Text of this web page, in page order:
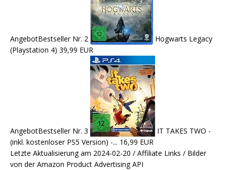
AngebotBestseller Nr. 2
Hogwarts Legacy
(Playstation 4) 39,99 EUR
AngebotBestseller Nr. 3
IT TAKES TWO -
(inkl. kostenloser PS5 Version) -... 16,99 EUR
Letzte Aktualisierung am 2024-02-20 / Affiliate Links / Bilder
von der Amazon Product Advertising API